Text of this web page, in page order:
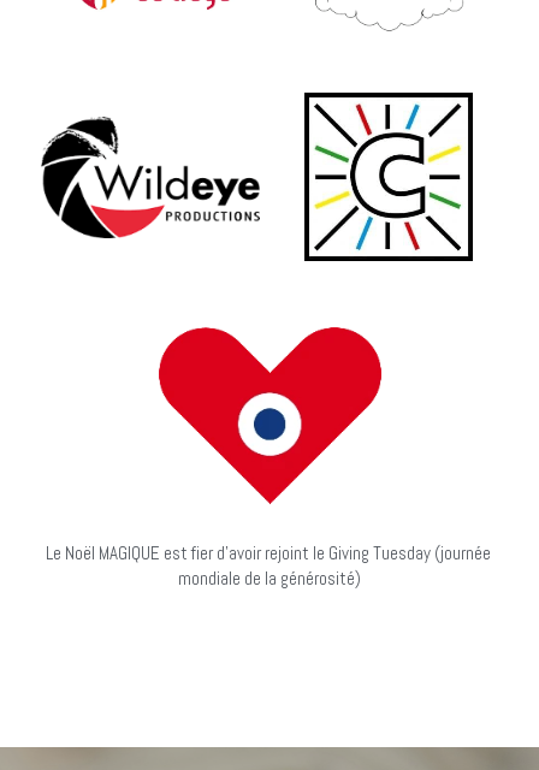
Le Noël MAGIQUE est fier d'avoir rejoint le Giving Tuesday (journée
mondiale de la générosité)